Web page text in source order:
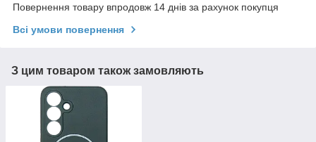
Повернення товару впродовж 14 днів за рахунок покупця
Всі умови повернення
З цим товаром також замовляють